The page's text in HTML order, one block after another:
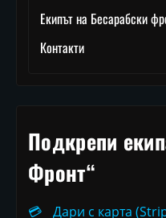
Екипът на Бесарабски
Контакти
Подкрепи
Фронт“
💳 Дари с карта